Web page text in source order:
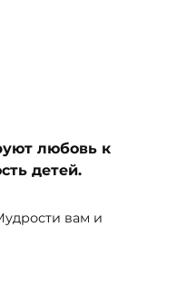
любовь к
детей.
вам и